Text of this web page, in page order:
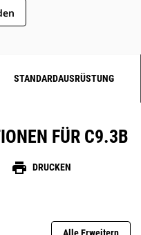
STANDARDAUSRÜSTUNG
FÜR C9.3B
print DRUCKEN